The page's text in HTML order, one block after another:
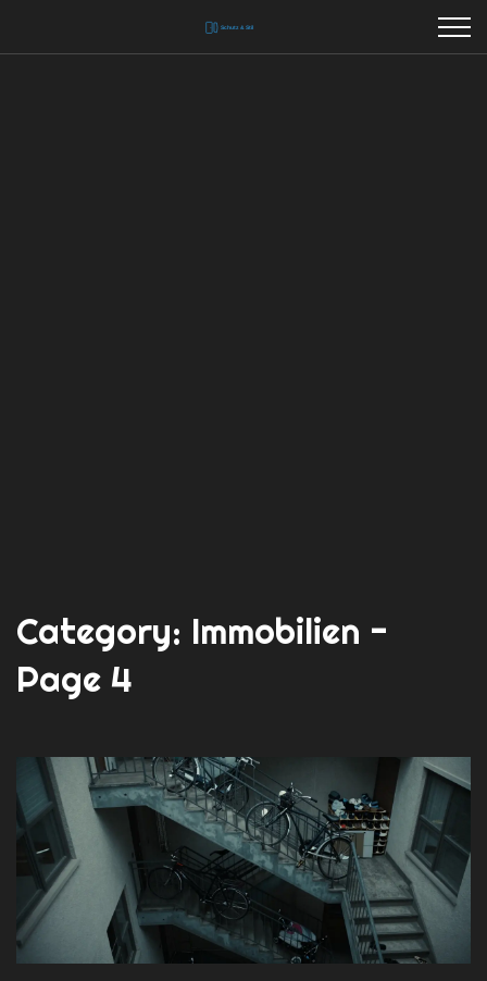
Category: Immobilien -
Page 4